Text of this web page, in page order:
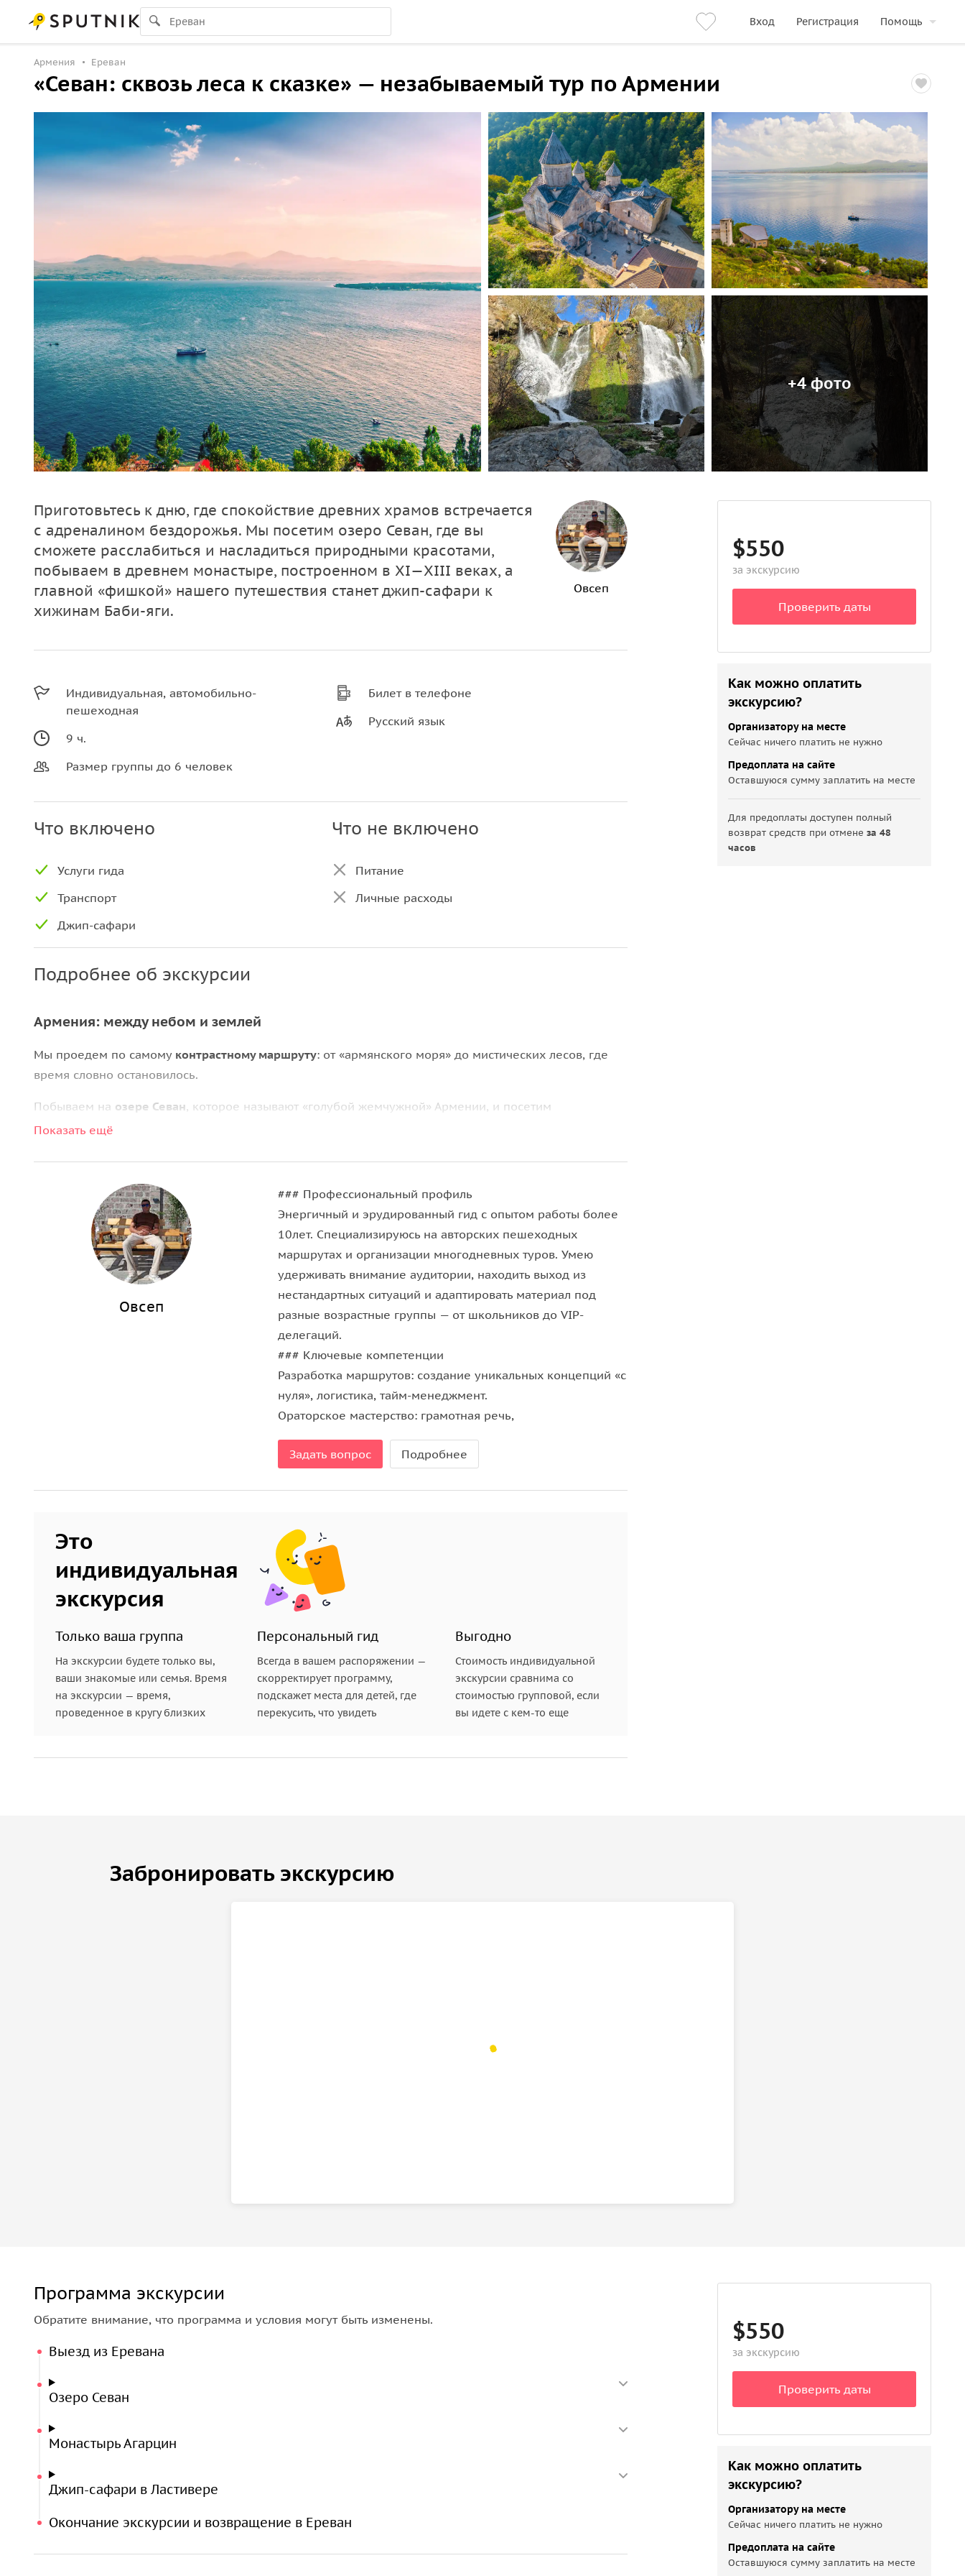
Вход Регистрация Помощь
Армения Ереван
«​Севан: сквозь леса к сказке» — незабываемый тур по Армении
+4 фото
Приготовьтесь к дню, где спокойствие древних храмов встречается
с адреналином бездорожья. ​Мы посетим озеро Севан, где вы
сможете расслабиться и насладиться природными красотами,
побываем в древнем монастыре, построенном в XI—XIII веках, а
главной «фишкой» нашего путешествия станет джип-сафари к
хижинам Баби-яги.
Овсеп
Индивидуальная, автомобильно-
пешеходная
9 ч.
Размер группы до 6 человек
Билет в телефоне
Русский язык
Что включено
Услуги гида
Транспорт
Джип-сафари
Что не включено
Питание
Личные расходы
Подробнее об экскурсии
Армения: между небом и землей
Мы проедем по самому контрастному маршруту: от «армянского моря» до мистических лесов, где
время словно остановилось.
Побываем на озере Севан, которое называют «голубой жемчужной» Армении, и посетим
живописныймонастырь Агарцин
Финальной точкой нашего маршрута станет захватывающеесафари на джипахв Ластивере к
развлечение, а эксклюзивная возможность увидеть скрытую Армению без лишних усилий.
Показать ещё
Овсеп
### Профессиональный профиль
​Энергичный и эрудированный гид с опытом работы более
10лет. Специализируюсь на авторских пешеходных
маршрутах и организации многодневных туров. Умею
удерживать внимание аудитории, находить выход из
нестандартных ситуаций и адаптировать материал под
разные возрастные группы — от школьников до VIP-
делегаций.
​### Ключевые компетенции
​Разработка маршрутов: создание уникальных концепций «с
нуля», логистика, тайм-менеджмент.
​Ораторское мастерство: грамотная речь,
Задать вопрос Подробнее
Это
индивидуальная
экскурсия
Только ваша группа
На экскурсии будете только вы,
ваши знакомые или семья. Время
на экскурсии — время,
проведенное в кругу близких
Персональный гид
Всегда в вашем распоряжении —
скорректирует программу,
подскажет места для детей, где
перекусить, что увидеть
Выгодно
Стоимость индивидуальной
экскурсии сравнима со
стоимостью групповой, если
вы идете с кем-то еще
$550
за экскурсию
Проверить даты
Как можно оплатить
экскурсию?
Организатору на месте
Сейчас ничего платить не нужно
Предоплата на сайте
Оставшуюся сумму заплатить на месте
Для предоплаты доступен полный
возврат средств при отменеза 48
часов
Забронировать экскурсию
Программа экскурсии
Обратите внимание, что программа и условия могут быть изменены.
Выезд из Еревана
Озеро Севан
Монастырь Агарцин
Джип-сафари в Ластивере
Окончание экскурсии и возвращение в Ереван
$550
за экскурсию
Проверить даты
Как можно оплатить
экскурсию?
Организатору на месте
Сейчас ничего платить не нужно
Предоплата на сайте
Оставшуюся сумму заплатить на месте